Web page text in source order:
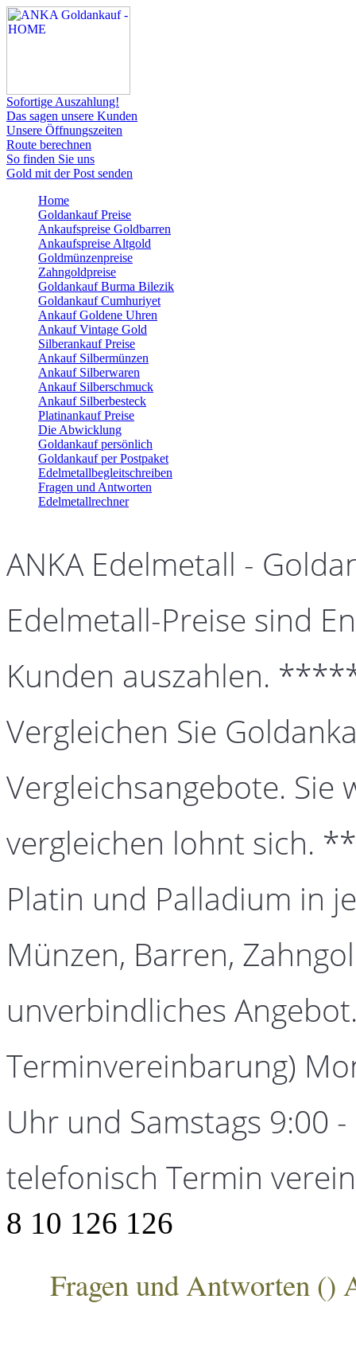
Sofortige Auszahlung!
Das sagen unsere Kunden
Unsere Öffnungszeiten
Route berechnen
So finden Sie uns
Gold mit der Post senden
Home
Goldankauf Preise
Ankaufspreise Goldbarren
Ankaufspreise Altgold
Goldmünzenpreise
Zahngoldpreise
Goldankauf Burma Bilezik
Goldankauf Cumhuriyet
Ankauf Goldene Uhren
Ankauf Vintage Gold
Silberankauf Preise
Ankauf Silbermünzen
Ankauf Silberwaren
Ankauf Silberschmuck
Ankauf Silberbesteck
Platinankauf Preise
Die Abwicklung
Goldankauf persönlich
Goldankauf per Postpaket
Edelmetallbegleitschreiben
Fragen und Antworten
Edelmetallrechner
ANKA Edelmetall -
Edelmetall-Preise sind
Kunden auszahlen.
Vergleichen Sie
Vergleichsangebote. Sie
vergleichen lohnt sich.
Platin und Palladium in
Münzen, Barren,
unverbindliches
Terminvereinbarung)
Uhr und Samstags 9:00
telefonisch Termin
8 10 126 126
Fragen und Antworten ()